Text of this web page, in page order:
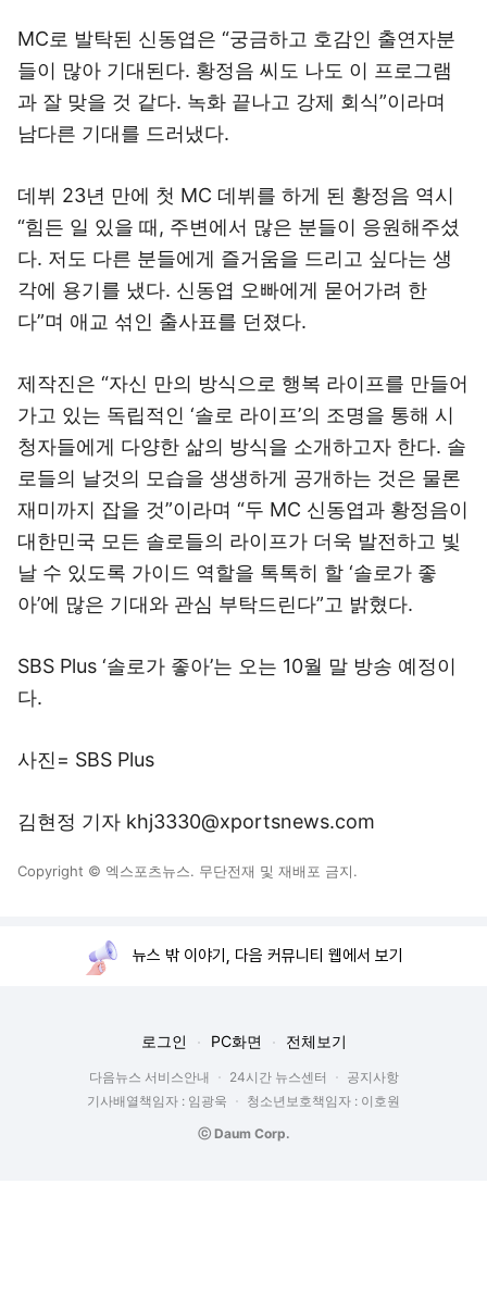
MC로 발탁된 신동엽은 “궁금하고 호감인 출연자분
들이 많아 기대된다. 황정음 씨도 나도 이 프로그램
과 잘 맞을 것 같다. 녹화 끝나고 강제 회식”이라며
남다른 기대를 드러냈다.
데뷔 23년 만에 첫 MC 데뷔를 하게 된 황정음 역시
“힘든 일 있을 때, 주변에서 많은 분들이 응원해주셨
다. 저도 다른 분들에게 즐거움을 드리고 싶다는 생
각에 용기를 냈다. 신동엽 오빠에게 묻어가려 한
다”며 애교 섞인 출사표를 던졌다.
제작진은 “자신 만의 방식으로 행복 라이프를 만들어
가고 있는 독립적인 ‘솔로 라이프’의 조명을 통해 시
청자들에게 다양한 삶의 방식을 소개하고자 한다. 솔
로들의 날것의 모습을 생생하게 공개하는 것은 물론
재미까지 잡을 것”이라며 “두 MC 신동엽과 황정음이
대한민국 모든 솔로들의 라이프가 더욱 발전하고 빛
날 수 있도록 가이드 역할을 톡톡히 할 ‘솔로가 좋
아’에 많은 기대와 관심 부탁드린다”고 밝혔다.
SBS Plus ‘솔로가 좋아’는 오는 10월 말 방송 예정이
다.
사진= SBS Plus
김현정 기자 khj3330@xportsnews.com
Copyright © 엑스포츠뉴스. 무단전재 및 재배포 금지.
뉴스 밖 이야기, 다음 커뮤니티 웹에서 보기
로그인 PC화면 전체보기
다음뉴스 서비스안내 24시간 뉴스센터
공지사항
기사배열책임자 : 임광욱
청소년보호책임자 : 이호원
ⓒ Daum Corp.